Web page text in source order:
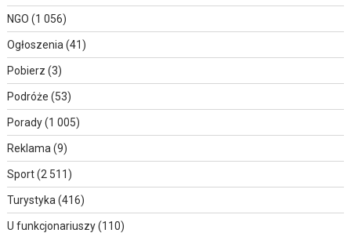
NGO (1 056)
Ogłoszenia (41)
Pobierz (3)
Podróże (53)
Porady(1 005)
Reklama (9)
Sport(2 511)
Turystyka (416)
U funkcjonariuszy(110)